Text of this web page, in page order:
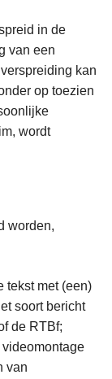
in de
van een
kan
op toezien
wordt
worden,
tekst met (een)
soort bericht
de RTBf;
van